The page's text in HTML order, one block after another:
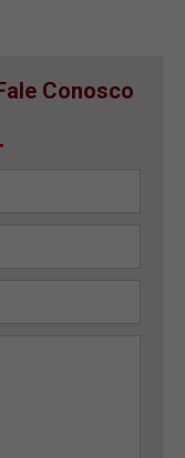
Conosco